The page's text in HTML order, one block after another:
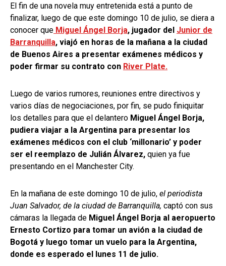
El fin de una novela muy entretenida está a punto de
finalizar, luego de que este domingo 10 de julio, se diera a
conocer que Miguel Ángel Borja, jugador del Junior de
Barranquilla, viajó en horas de la mañana a la ciudad
de Buenos Aires a presentar exámenes médicos y
poder firmar su contrato con River Plate.
Luego de varios rumores, reuniones entre directivos y
varios días de negociaciones, por fin, se pudo finiquitar
los detalles para que el delantero Miguel Ángel Borja,
pudiera viajar a la Argentina para presentar los
exámenes médicos con el club ‘millonario’ y poder
ser el reemplazo de Julián Álvarez, quien ya fue
presentando en el Manchester City.
En la mañana de este domingo 10 de julio, el periodista
Juan Salvador, de la ciudad de Barranquilla, captó con sus
cámaras la llegada de Miguel Ángel Borja al aeropuerto
Ernesto Cortizo para tomar un avión a la ciudad de
Bogotá y luego tomar un vuelo para la Argentina,
donde es esperado el lunes 11 de julio.